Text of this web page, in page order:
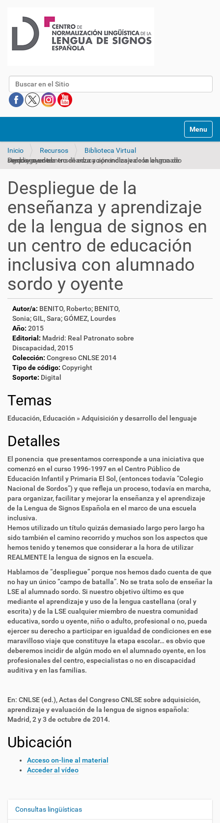
Buscar
Mostrar/
Inicio Recursos
Biblioteca Virtual
Despliegue de la enseñanza y aprendizaje de la lengua de signos en un centro de educación inclusiva con alumnado sordo y oyente
Despliegue de la
enseñanza y aprendizaje
de la lengua de signos en
un centro de educación
inclusiva con alumnado
sordo y oyente
Autor/a: BENITO, Roberto; BENITO,
Sonia; GIL, Sara; GÓMEZ, Lourdes
Año: 2015
Editorial: Madrid: Real Patronato sobre
Discapacidad, 2015
Colección: Congreso CNLSE 2014
Tipo de código: Copyright
Soporte: Digital
Temas
Educación, Educación » Adquisición y desarrollo del lenguaje
Detalles
El ponencia que presentamos corresponde a una iniciativa que
comenzó en el curso 1996-1997 en el Centro Público de
Educación Infantil y Primaria El Sol, (entonces todavía “Colegio
Nacional de Sordos”) y que refleja un proceso, todavía en marcha,
para organizar, facilitar y mejorar la enseñanza y el aprendizaje
de la Lengua de Signos Española en el marco de una escuela
inclusiva.
Hemos utilizado un título quizás demasiado largo pero largo ha
sido también el camino recorrido y muchos son los aspectos que
hemos tenido y tenemos que considerar a la hora de utilizar
REALMENTE la lengua de signos en la escuela.
Hablamos de “despliegue” porque nos hemos dado cuenta de que
no hay un único “campo de batalla”. No se trata solo de enseñar la
LSE al alumnado sordo. Si nuestro objetivo último es que
mediante el aprendizaje y uso de la lengua castellana (oral y
escrita) y de la LSE cualquier miembro de nuestra comunidad
educativa, sordo u oyente, niño o adulto, profesional o no, pueda
ejercer su derecho a participar en igualdad de condiciones en ese
maravilloso viaje que constituye la etapa escolar… es obvio que
deberemos incidir de algún modo en el alumnado oyente, en los
profesionales del centro, especialistas o no en discapacidad
auditiva y en las familias.
En: CNLSE (ed.), Actas del Congreso CNLSE sobre adquisición,
aprendizaje y evaluación de la lengua de signos española:
Madrid, 2 y 3 de octubre de 2014.
Ubicación
Acceso on-line al material
Acceder al vídeo
N
Consultas lingüísticas